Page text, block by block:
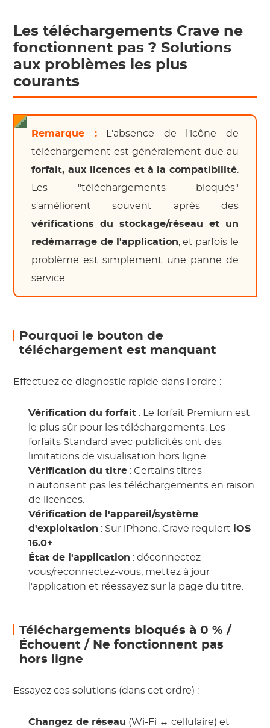
Les téléchargements Crave ne
fonctionnent pas ? Solutions
aux problèmes les plus
courants
Remarque :L'absence de l'icône de
téléchargement est généralement due au
forfait, aux licences et à la compatibilité.
Les "téléchargements bloqués"
s'améliorent souvent après des
vérifications du stockage/réseau et un
redémarrage de l'application, et parfois le
problème est simplement une panne de
service.
Pourquoi le bouton de
téléchargement est manquant
Effectuez ce diagnostic rapide dans l'ordre :
Vérification du forfait : Le forfait Premium est
le plus sûr pour les téléchargements. Les
forfaits Standard avec publicités ont des
limitations de visualisation hors ligne.
Vérification du titre : Certains titres
n'autorisent pas les téléchargements en raison
de licences.
Vérification de l'appareil/système
d'exploitation : Sur iPhone, Crave requiert iOS
16.0+.
État de l'application : déconnectez-
vous/reconnectez-vous, mettez à jour
l'application et réessayez sur la page du titre.
Téléchargements bloqués à 0 % /
Échouent / Ne fonctionnent pas
hors ligne
Essayez ces solutions (dans cet ordre) :
Changez de réseau (Wi-Fi ↔ cellulaire) et